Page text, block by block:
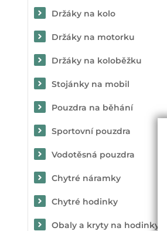
Držáky na kolo
Držáky na motorku
Držáky na koloběžku
Stojánky na mobil
Pouzdra na běhání
Sportovní pouzdra
Vodotěsná pouzdra
Chytré náramky
Chytré hodinky
Obaly a kryty na hodinky